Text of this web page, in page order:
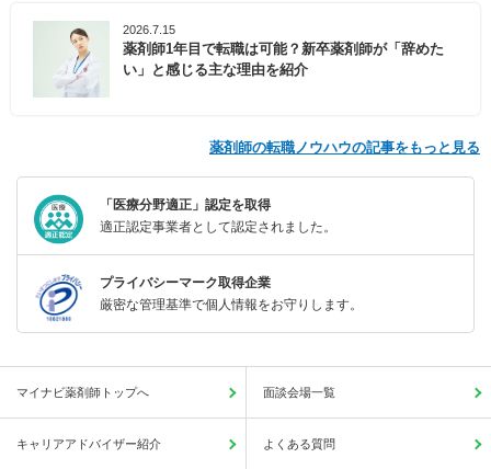
2026.7.15
薬剤師1年目で転職は可能？新卒薬剤師が「辞めた
い」と感じる主な理由を紹介
薬剤師の転職ノウハウの記事をもっと見る
「医療分野適正」認定を取得
適正認定事業者として認定されました。
プライバシーマーク取得企業
厳密な管理基準で個人情報をお守りします。
マイナビ薬剤師トップへ 面談会場一覧
キャリアアドバイザー紹介 よくある質問